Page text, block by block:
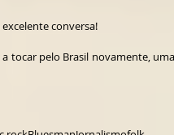
conversa!